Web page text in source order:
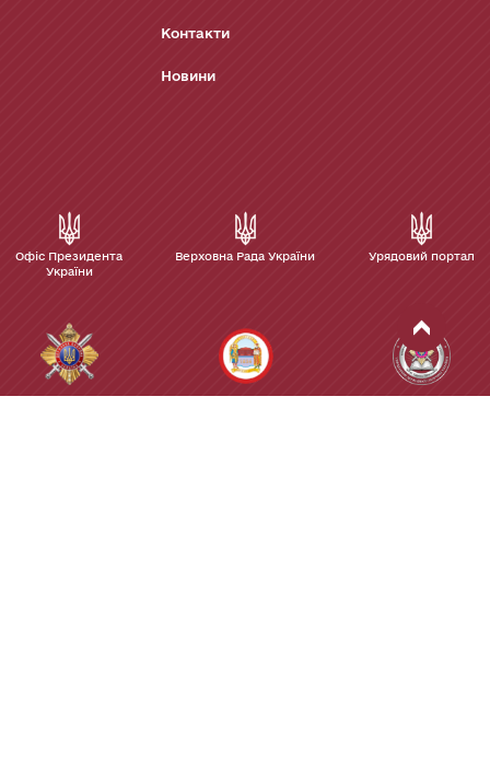
Контакти
Новини
Офіс Президента
України
Верховна Рада України Урядовий портал